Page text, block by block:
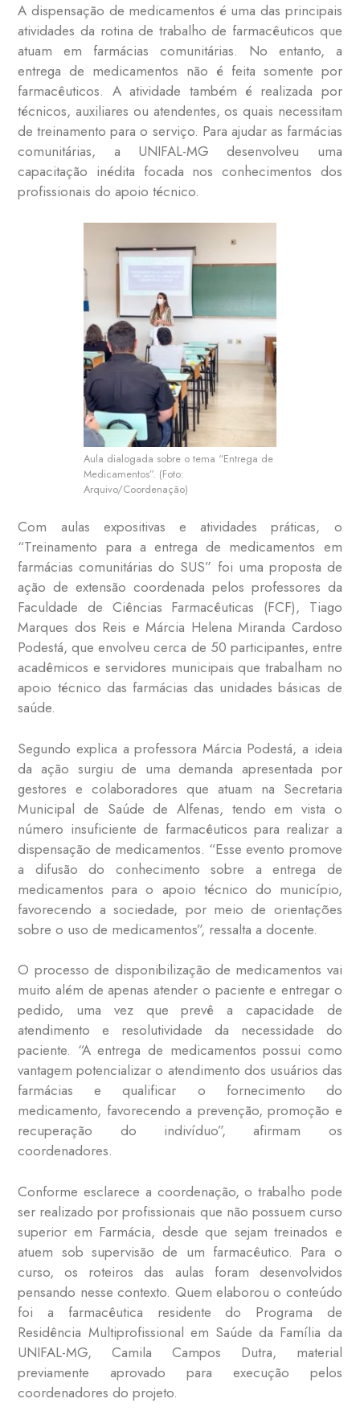
A dispensação de medicamentos é uma das principais
atividades da rotina de trabalho de farmacêuticos que
atuam em farmácias comunitárias. No entanto, a
entrega de medicamentos não é feita somente por
farmacêuticos. A atividade também é realizada por
técnicos, auxiliares ou atendentes, os quais necessitam
de treinamento para o serviço. Para ajudar as farmácias
comunitárias, a UNIFAL-MG desenvolveu uma
capacitação inédita focada nos conhecimentos dos
profissionais do apoio técnico.
Aula dialogada sobre o tema “Entrega de
Medicamentos”. (Foto:
Arquivo/Coordenação)
Com aulas expositivas e atividades práticas, o
“Treinamento para a entrega de medicamentos em
farmácias comunitárias do SUS” foi uma proposta de
ação de extensão coordenada pelos professores da
Faculdade de Ciências Farmacêuticas (FCF), Tiago
Marques dos Reis e Márcia Helena Miranda Cardoso
Podestá, que envolveu cerca de 50 participantes, entre
acadêmicos e servidores municipais que trabalham no
apoio técnico das farmácias das unidades básicas de
saúde.
Segundo explica a professora Márcia Podestá, a ideia
da ação surgiu de uma demanda apresentada por
gestores e colaboradores que atuam na Secretaria
Municipal de Saúde de Alfenas, tendo em vista o
número insuficiente de farmacêuticos para realizar a
dispensação de medicamentos. “Esse evento promove
a difusão do conhecimento sobre a entrega de
medicamentos para o apoio técnico do município,
favorecendo a sociedade, por meio de orientações
sobre o uso de medicamentos”, ressalta a docente.
O processo de disponibilização de medicamentos vai
muito além de apenas atender o paciente e entregar o
pedido, uma vez que prevê a capacidade de
atendimento e resolutividade da necessidade do
paciente. “A entrega de medicamentos possui como
vantagem potencializar o atendimento dos usuários das
farmácias e qualificar o fornecimento do
medicamento, favorecendo a prevenção, promoção e
recuperação do indivíduo”, afirmam os
coordenadores.
Conforme esclarece a coordenação, o trabalho pode
ser realizado por profissionais que não possuem curso
superior em Farmácia, desde que sejam treinados e
atuem sob supervisão de um farmacêutico. Para o
curso, os roteiros das aulas foram desenvolvidos
pensando nesse contexto. Quem elaborou o conteúdo
foi a farmacêutica residente do Programa de
Residência Multiprofissional em Saúde da Família da
UNIFAL-MG, Camila Campos Dutra, material
previamente aprovado para execução pelos
coordenadores do projeto.